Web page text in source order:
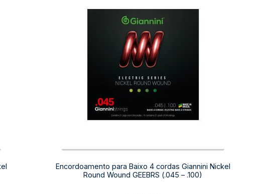
Encordoamento para Baixo 4 cordas Giannini Nickel
Round Wound GEEBRS (.045 – .100)